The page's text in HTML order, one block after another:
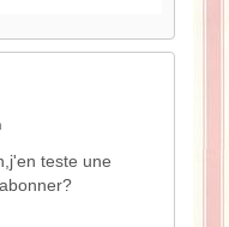
teste une